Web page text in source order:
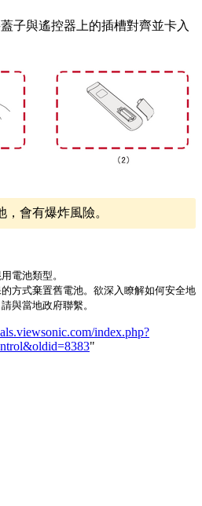
子與遙控器上的插槽對齊並卡入
會有爆炸風險。
電池類型。
方式棄置舊電池。欲深入瞭解如何安全地
與當地政府聯繫。
index.php?
"